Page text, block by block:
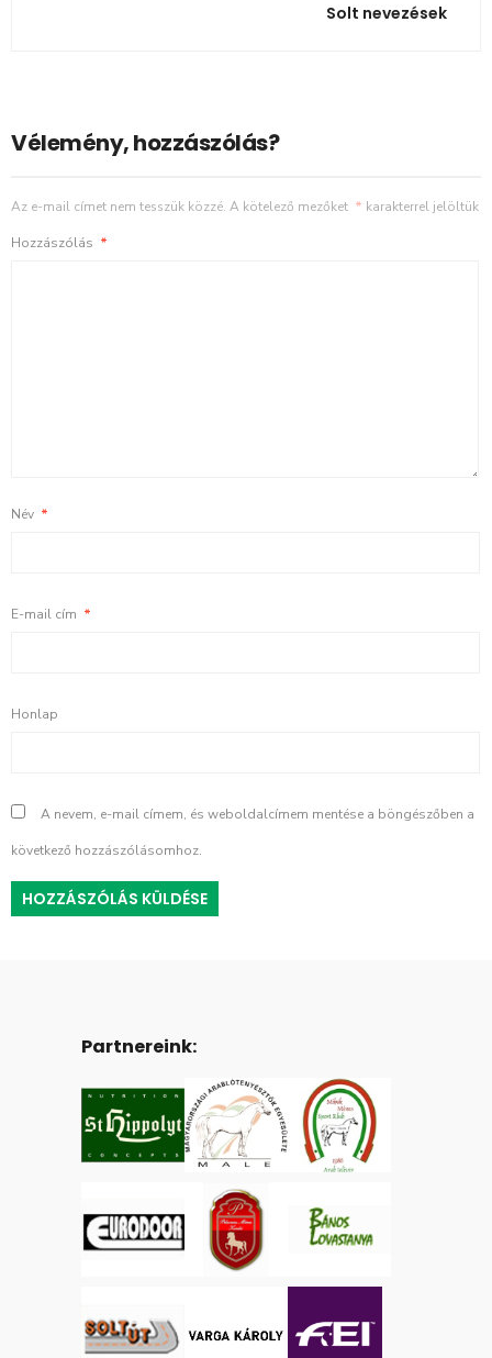
Solt nevezések
Vélemény, hozzászólás?
Az e-mail címet nem tesszük közzé. A kötelező mezőket * karakterrel jelöltük
Hozzászólás *
Név *
E-mail cím *
Honlap
A nevem, e-mail címem, és weboldalcímem mentése a böngészőben a
következő hozzászólásomhoz.
Partnereink: